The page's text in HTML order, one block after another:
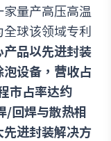
量产高压高温
球该领域专利
产品以先进封装
设备，营收占
市占率达约
/回焊与散热相
进封装解决方